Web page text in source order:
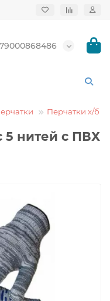
Перчатки х/б
5 нитей с ПВХ